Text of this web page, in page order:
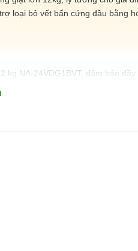
loại bỏ vết bẩn cứng đầu bằng
NA-24VDG1BVT, đảm bảo
chuyên nghiệp từ Điện Máy